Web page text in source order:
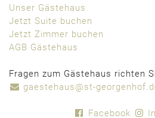
Unser Gästehaus
Jetzt Suite buchen
Jetzt Zimmer buchen
AGB Gästehaus
Fragen zum Gästehaus richten
gaestehaus@st-
Facebook